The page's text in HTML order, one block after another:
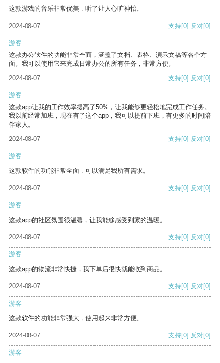
这款游戏的音乐非常优美，听了让人心旷神怡。
2024-08-07 支持[0] 反对[0]
游客
这款办公软件的功能非常全面，涵盖了文档、表格、演示文稿等各个方
面。我可以使用它来完成日常办公的所有任务，非常方便。
2024-08-07
支持[0] 反对[0]
游客
这款app让我的工作效率提高了50%，让我能够更轻松地完成工作任务。
我以前经常加班，现在有了这个app，我可以提前下班，有更多的时间陪
伴家人。
2024-08-07
支持[0] 反对[0]
游客
这款软件的功能非常全面，可以满足我所有需求。
2024-08-07 支持[0] 反对[0]
游客
这款app的社区氛围很温馨，让我能够感受到家的温暖。
2024-08-07 支持[0] 反对[0]
游客
这款app的物流非常快捷，我下单后很快就能收到商品。
2024-08-07 支持[0] 反对[0]
游客
这款软件的功能非常强大，使用起来非常方便。
2024-08-07 支持[0] 反对[0]
游客